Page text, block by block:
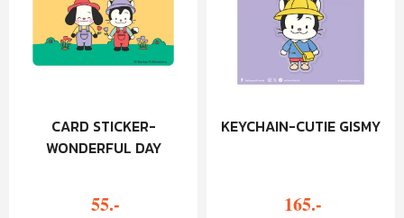
CARD STICKER-
WONDERFUL DAY
55.-
KEYCHAIN-CUTIE GISMY
165.-